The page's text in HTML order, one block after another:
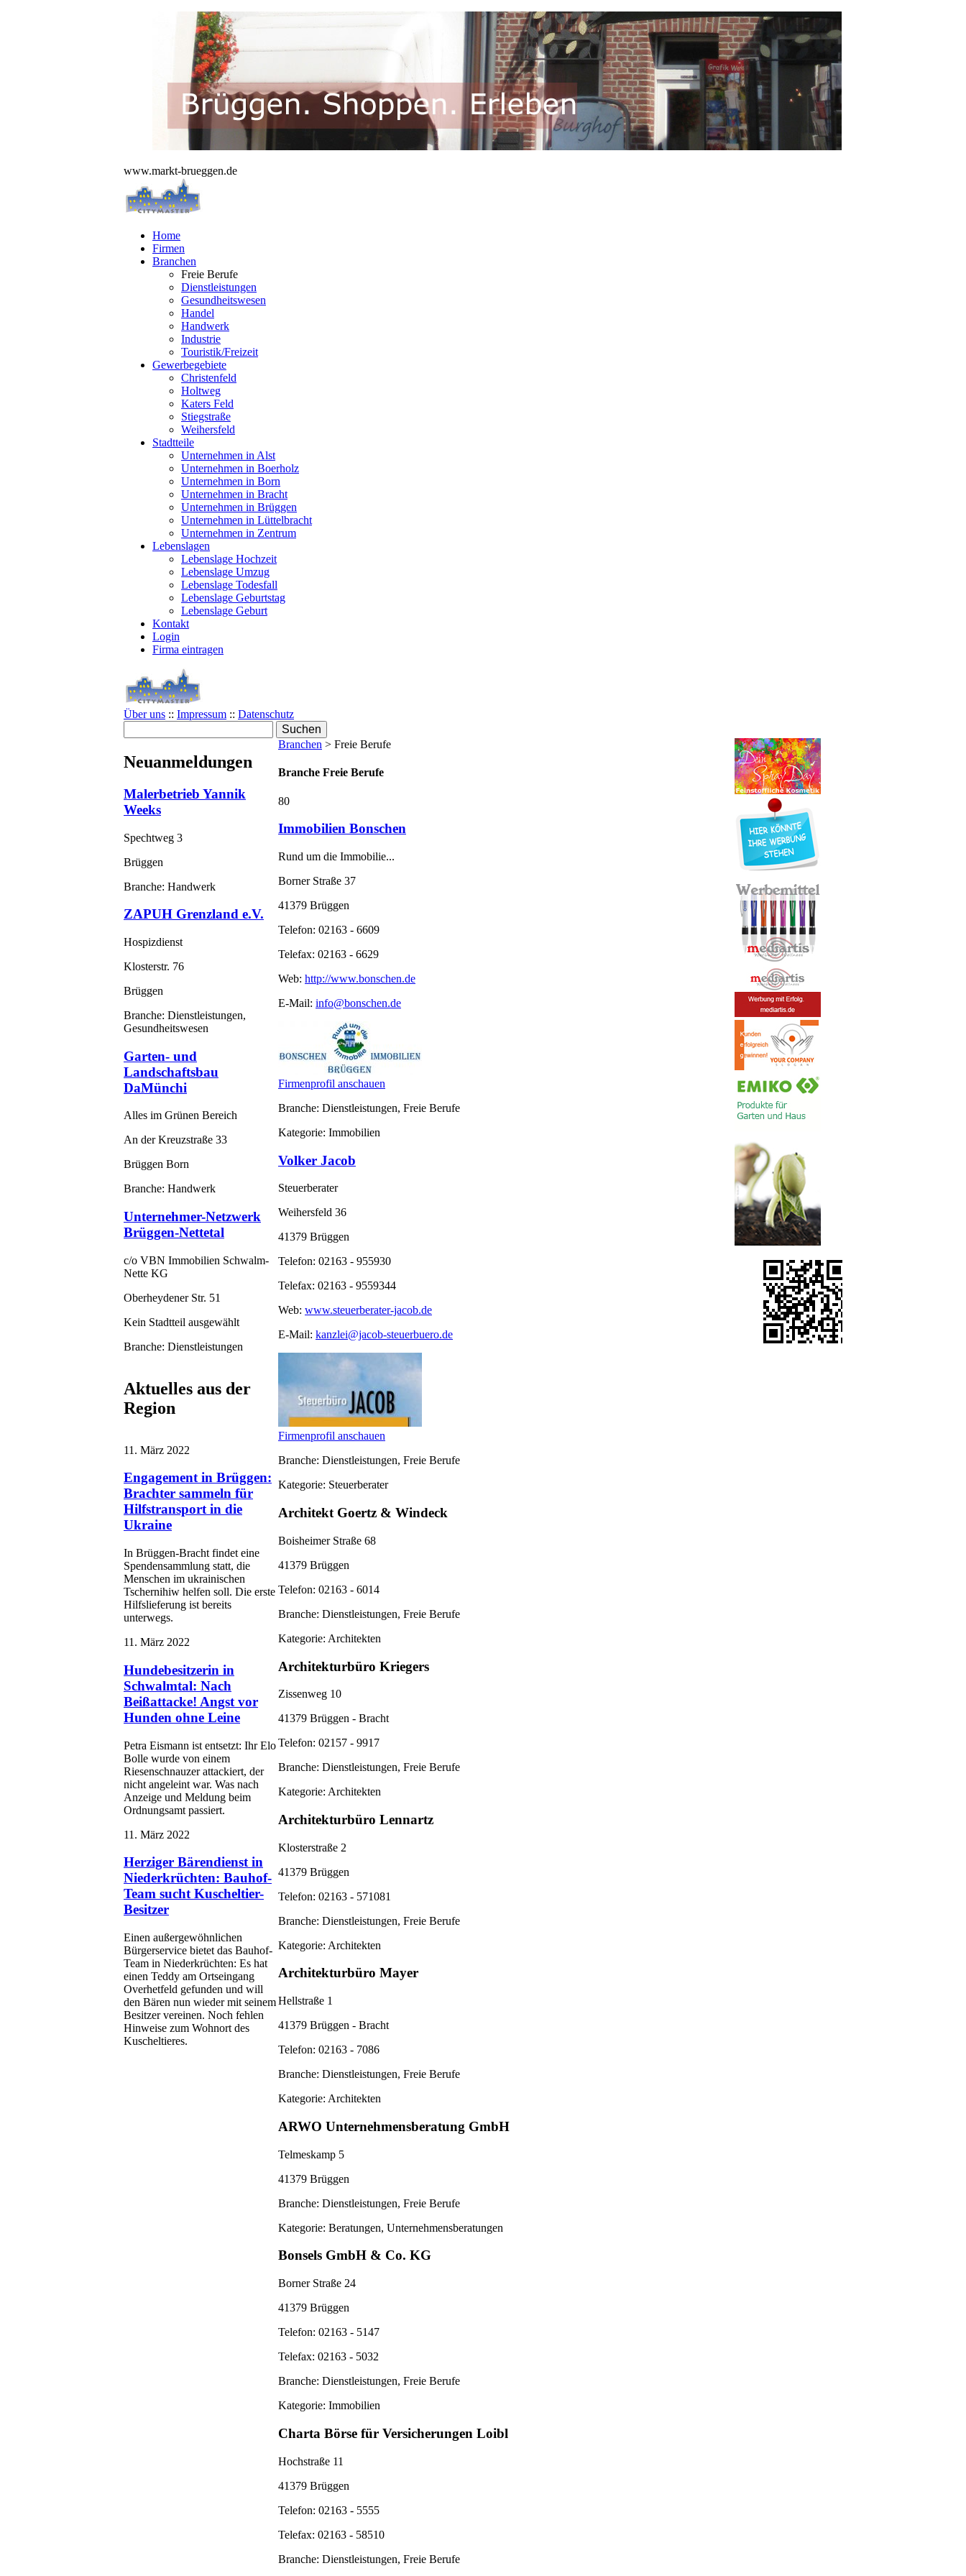
www.markt-brueggen.de
Home
Firmen
Branchen
Freie Berufe
Dienstleistungen
Gesundheitswesen
Handel
Handwerk
Industrie
Touristik/Freizeit
Gewerbegebiete
Christenfeld
Holtweg
Katers Feld
Stiegstraße
Weihersfeld
Stadtteile
Unternehmen in Alst
Unternehmen in Boerholz
Unternehmen in Born
Unternehmen in Bracht
Unternehmen in Brüggen
Unternehmen in Lüttelbracht
Unternehmen in Zentrum
Lebenslagen
Lebenslage Hochzeit
Lebenslage Umzug
Lebenslage Todesfall
Lebenslage Geburtstag
Lebenslage Geburt
Kontakt
Login
Firma eintragen
Über uns :: Impressum :: Datenschutz
Neuanmeldungen
Malerbetrieb Yannik
Weeks
Spechtweg 3
Brüggen
Branche: Handwerk
ZAPUH Grenzland e.V.
Hospizdienst
Klosterstr. 76
Brüggen
Branche: Dienstleistungen,
Gesundheitswesen
Garten- und
Landschaftsbau
DaMünchi
Alles im Grünen Bereich
An der Kreuzstraße 33
Brüggen Born
Branche: Handwerk
Unternehmer-Netzwerk
Brüggen-Nettetal
c/o VBN Immobilien Schwalm-
Nette KG
Oberheydener Str. 51
Kein Stadtteil ausgewählt
Branche: Dienstleistungen
Aktuelles aus der
Region
11. März 2022
Engagement in Brüggen:
Brachter sammeln für
Hilfstransport in die
Ukraine
In Brüggen-Bracht findet eine
Spendensammlung statt, die
Menschen im ukrainischen
Tschernihiw helfen soll. Die erste
Hilfslieferung ist bereits
unterwegs.
11. März 2022
Hundebesitzerin in
Schwalmtal: Nach
Beißattacke! Angst vor
Hunden ohne Leine
Petra Eismann ist entsetzt: Ihr Elo
Bolle wurde von einem
Riesenschnauzer attackiert, der
nicht angeleint war. Was nach
Anzeige und Meldung beim
Ordnungsamt passiert.
11. März 2022
Herziger Bärendienst in
Niederkrüchten: Bauhof-
Team sucht Kuscheltier-
Besitzer
Einen außergewöhnlichen
Bürgerservice bietet das Bauhof-
Team in Niederkrüchten: Es hat
einen Teddy am Ortseingang
Overhetfeld gefunden und will
den Bären nun wieder mit seinem
Besitzer vereinen. Noch fehlen
Hinweise zum Wohnort des
Kuscheltieres.
Branchen > Freie Berufe
Branche Freie Berufe
80
Immobilien Bonschen
Rund um die Immobilie...
Borner Straße 37
41379 Brüggen
Telefon: 02163 - 6609
Telefax: 02163 - 6629
Web: http://www.bonschen.de
E-Mail: info@bonschen.de
Firmenprofil anschauen
Branche: Dienstleistungen, Freie Berufe
Kategorie: Immobilien
Volker Jacob
Steuerberater
Weihersfeld 36
41379 Brüggen
Telefon: 02163 - 955930
Telefax: 02163 - 9559344
Web: www.steuerberater-jacob.de
E-Mail: kanzlei@jacob-steuerbuero.de
Firmenprofil anschauen
Branche: Dienstleistungen, Freie Berufe
Kategorie: Steuerberater
Architekt Goertz & Windeck
Boisheimer Straße 68
41379 Brüggen
Telefon: 02163 - 6014
Branche: Dienstleistungen, Freie Berufe
Kategorie: Architekten
Architekturbüro Kriegers
Zissenweg 10
41379 Brüggen - Bracht
Telefon: 02157 - 9917
Branche: Dienstleistungen, Freie Berufe
Kategorie: Architekten
Architekturbüro Lennartz
Klosterstraße 2
41379 Brüggen
Telefon: 02163 - 571081
Branche: Dienstleistungen, Freie Berufe
Kategorie: Architekten
Architekturbüro Mayer
Hellstraße 1
41379 Brüggen - Bracht
Telefon: 02163 - 7086
Branche: Dienstleistungen, Freie Berufe
Kategorie: Architekten
ARWO Unternehmensberatung GmbH
Telmeskamp 5
41379 Brüggen
Branche: Dienstleistungen, Freie Berufe
Kategorie: Beratungen, Unternehmensberatungen
Bonsels GmbH & Co. KG
Borner Straße 24
41379 Brüggen
Telefon: 02163 - 5147
Telefax: 02163 - 5032
Branche: Dienstleistungen, Freie Berufe
Kategorie: Immobilien
Charta Börse für Versicherungen Loibl
Hochstraße 11
41379 Brüggen
Telefon: 02163 - 5555
Telefax: 02163 - 58510
Branche: Dienstleistungen, Freie Berufe